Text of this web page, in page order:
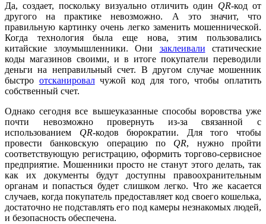
Да, создает, поскольку визуально отличить один QR-код от
другого на практике невозможно. А это значит, что
правильную картинку очень легко заменить мошеннической.
Когда технология была еще нова, этим пользовались
китайские злоумышленники. Они заклеивали статические
коды магазинов своими, и в итоге покупатели переводили
деньги на неправильный счет. В другом случае мошенник
быстро отсканировалчужой код для того, чтобы оплатить
собственный счет.
Однако сегодня все вышеуказанные способы воровства уже
почти невозможно провернуть из-за связанной с
использованием QR-кодов бюрократии. Для того чтобы
провести банковскую операцию по QR, нужно пройти
соответствующую регистрацию, оформить торгово-сервисное
предприятие. Мошенники просто не станут этого делать, так
как их документы будут доступны правоохранительным
органам и попасться будет слишком легко. Что же касается
случаев, когда покупатель предоставляет код своего кошелька,
достаточно не подставлять его под камеры незнакомых людей,
и безопасность обеспечена.